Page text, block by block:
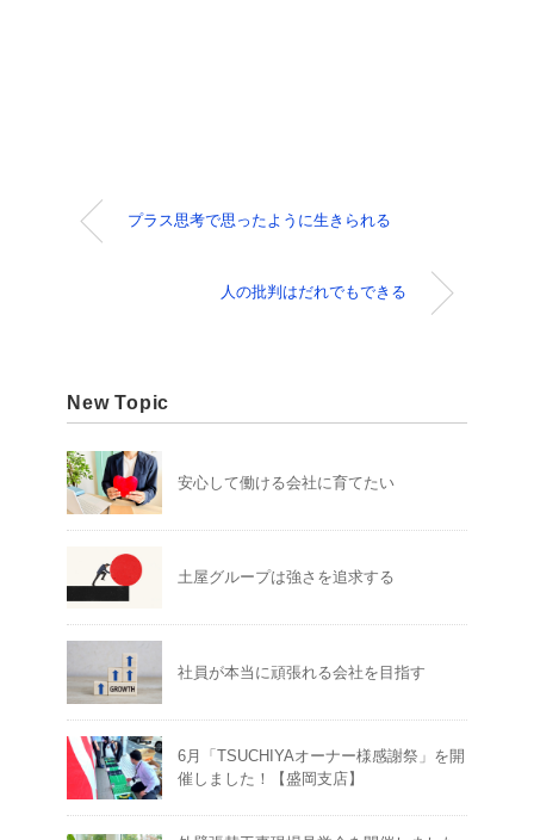
プラス思考で思ったように生きられる
人の批判はだれでもできる
New Topic
安心して働ける会社に育てたい
土屋グループは強さを追求する
社員が本当に頑張れる会社を目指す
6月「TSUCHIYAオーナー様感謝祭」を開
催しました！【盛岡支店】